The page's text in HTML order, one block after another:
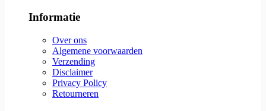
Informatie
Over ons
Algemene voorwaarden
Verzending
Disclaimer
Privacy Policy
Retourneren